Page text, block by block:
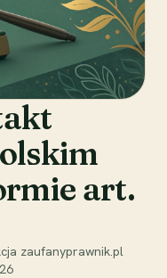
art.
zaufanyprawnik.pl